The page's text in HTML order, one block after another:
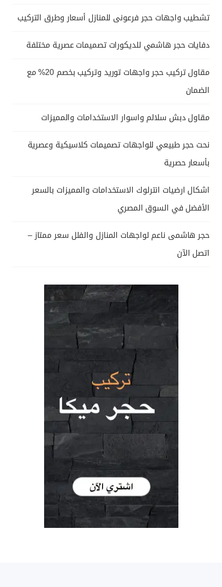
تشطيب واجهات حجر فرعونى للمنازل أسعار وطرق التركيب
دفايات حجر هاشمي للديكورات تصميمات عصرية مختلفة
مقاول تركيب حجر واجهات توريد وتركيب بخصم 20% مع
الضمان
مقاول دبش سلالم واسوار الاستخدامات والمميزات
نحت حجر طبيعي للواجهات تصميمات كلاسيكية وعصرية
بأسعار حصرية
اشكال ارضيات انترلوك الاستخدامات والمميزات بالسعر
الأفضل في السوق المصري
حجر هاشمى ناعم لواجهات المنازل والفلل سعر ممتاز –
اتصل الآن